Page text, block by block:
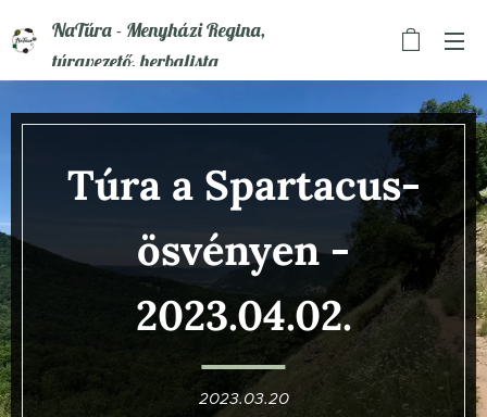
NaTúra - Menyházi Regina,
túravezető, herbalista
Túra a Spartacus-
ösvényen-
2023.04.02.
2023.03.20